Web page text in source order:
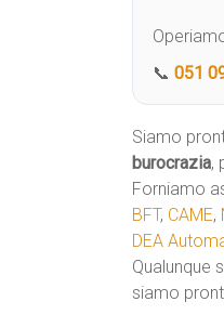
📞 051
Siamo
burocrazia,
Forniamo
BFT, CAME,
DEA
Qualunque
siamo